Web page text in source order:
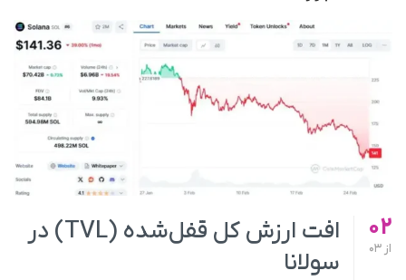
02
از
افت ارزش کل قفل‌شده (TVL) در
سولانا